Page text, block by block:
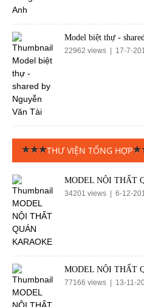
Model biệt thự -
22962 views | 17-7-
THƯ VIỆN TỔNG HỢP
MODEL NỘI THẤT
34201 views | 6-12-
MODEL NỘI THẤT
77166 views | 13-11-